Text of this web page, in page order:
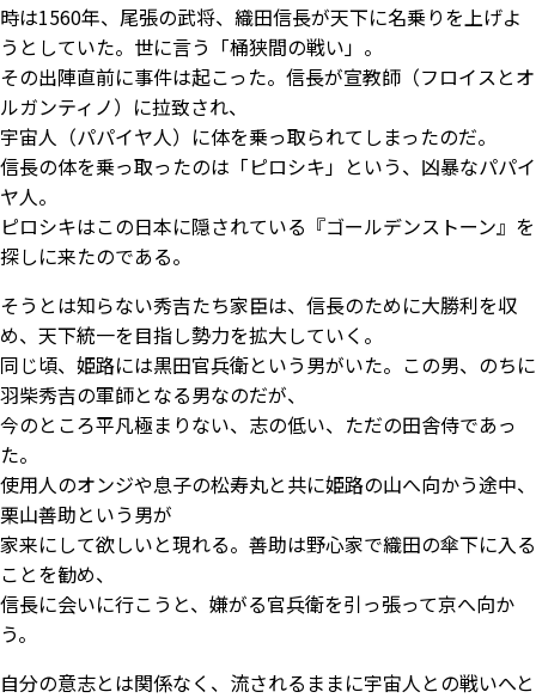
時は1560年、尾張の武将、織田信長が天下に名乗りを上げよ
うとしていた。世に言う「桶狭間の戦い」。
その出陣直前に事件は起こった。信長が宣教師（フロイスとオ
ルガンティノ）に拉致され、
宇宙人（パパイヤ人）に体を乗っ取られてしまったのだ。
信長の体を乗っ取ったのは「ピロシキ」という、凶暴なパパイ
ヤ人。
ピロシキはこの日本に隠されている『ゴールデンストーン』を
探しに来たのである。
そうとは知らない秀吉たち家臣は、信長のために大勝利を収
め、天下統一を目指し勢力を拡大していく。
同じ頃、姫路には黒田官兵衛という男がいた。この男、のちに
羽柴秀吉の軍師となる男なのだが、
今のところ平凡極まりない、志の低い、ただの田舎侍であっ
た。
使用人のオンジや息子の松寿丸と共に姫路の山へ向かう途中、
栗山善助という男が
家来にして欲しいと現れる。善助は野心家で織田の傘下に入る
ことを勧め、
信長に会いに行こうと、嫌がる官兵衛を引っ張って京へ向か
う。
自分の意志とは関係なく、流されるままに宇宙人との戦いへと